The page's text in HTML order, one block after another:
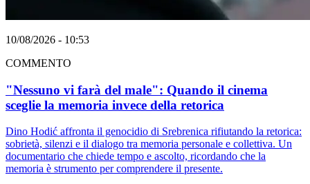
10/08/2026 - 10:53
COMMENTO
"Nessuno vi farà del male": Quando il cinema
sceglie la memoria invece della retorica
Dino Hodić affronta il genocidio di Srebrenica rifiutando la retorica:
sobrietà, silenzi e il dialogo tra memoria personale e collettiva. Un
documentario che chiede tempo e ascolto, ricordando che la
memoria è strumento per comprendere il presente.